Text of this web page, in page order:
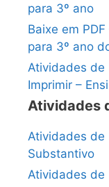
para 3º ano
Baixe em
para 3º ano
Atividades de
Imprimir –
Atividades
Atividades de
Substantivo
Atividades de